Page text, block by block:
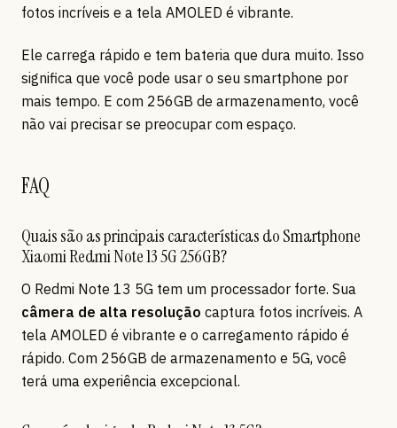
fotos incríveis e a tela AMOLED é vibrante.
Ele carrega rápido e tem bateria que dura muito. Isso
significa que você pode usar o seu smartphone por
mais tempo. E com 256GB de armazenamento, você
não vai precisar se preocupar com espaço.
FAQ
Quais são as principais características do Smartphone
Xiaomi Redmi Note 13 5G 256GB?
O Redmi Note 13 5G tem um processador forte. Sua
câmera de alta resolução captura fotos incríveis. A
tela AMOLED é vibrante e o carregamento rápido é
rápido. Com 256GB de armazenamento e 5G, você
terá uma experiência excepcional.